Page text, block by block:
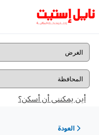
أين يمكننى أن أسكن؟
العودة